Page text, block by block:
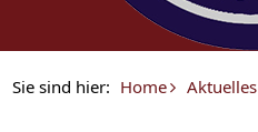
Sie sind hier: Home Aktuelles